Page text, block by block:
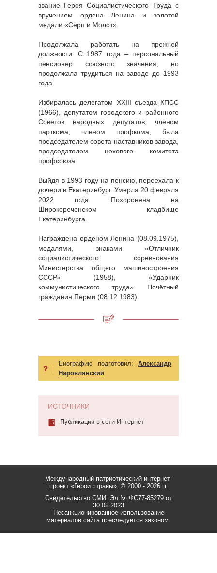
звание Героя Социалистического Труда с
вручением ордена Ленина и золотой
медали «Серп и Молот».
Продолжала работать на прежней
должности. С 1987 года – персональный
пенсионер союзного значения, но
продолжала трудиться на заводе до 1993
года.
Избиралась делегатом ХХІІІ съезда КПСС
(1966), депутатом городского и районного
Советов народных депутатов, членом
парткома, членом профкома, была
председателем совета наставников завода,
председателем цехового комитета
профсоюза.
Выйдя в 1993 году на пенсию, переехала к
дочери в Екатеринбург. Умерла 20 февраля
2022 года. Похоронена на
Широкореченском кладбище
Екатеринбурга.
Награждена орденом Ленина (08.09.1975),
медалями, знаками «Отличник
социалистического соревнования
Министерства общего машиностроения
СССР» (1958), «Ударник
коммунистического труда». Почётный
гражданин Перми (08.12.1983).
Биографию подготовил: Александр
Наровлянский
ИСТОЧНИКИ
Публикации в сети Интернет
Международный патриотический интернет-
проект «Герои страны». © 2000 - 2026 гг.
Свидетельство СМИ: Эл № ФС77-85279 от
30.05.2023
Несанкционированное использование
материалов сайта преследуется законом.